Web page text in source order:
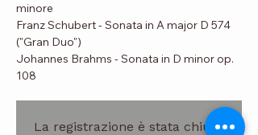
minore
Franz Schubert - Sonata in A major D 574
("Gran Duo")
Johannes Brahms - Sonata in D minor op.
108
La registrazione è stata chiusa